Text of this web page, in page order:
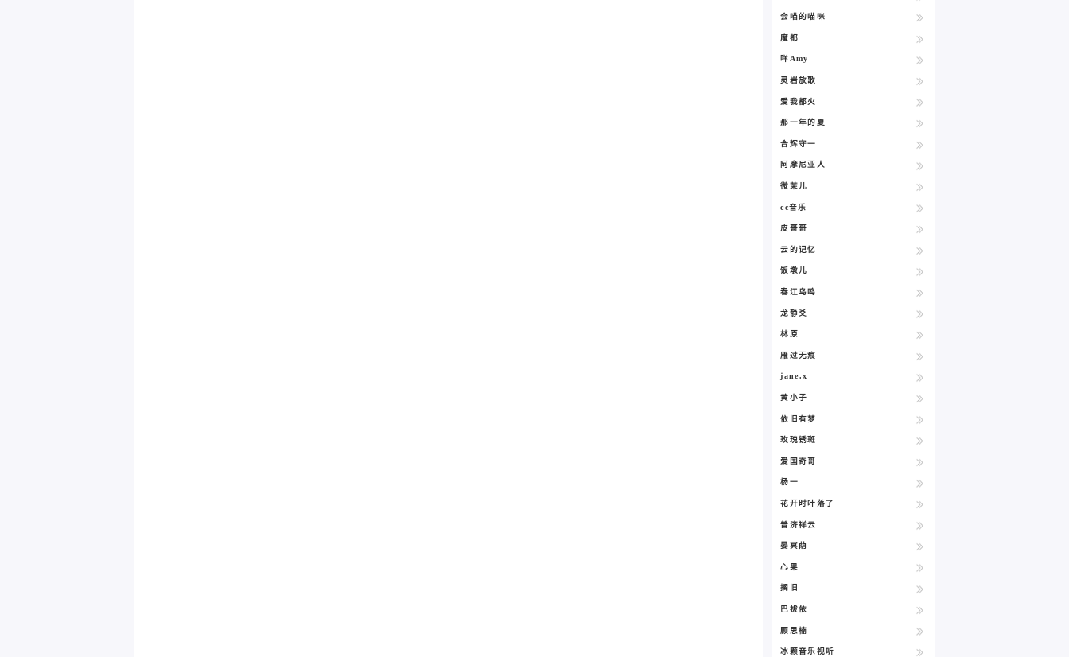
会喵的喵咪
魔都
咩Amy
灵岩放歌
爱我都火
那一年的夏
合辉守一
阿摩尼亚人
微茉儿
cc音乐
皮哥哥
云的记忆
饭墩儿
春江鸟鸣
龙静爻
林原
雁过无痕
jane.x
黄小子
依旧有梦
玫瑰锈斑
爱国奇哥
杨一
花开时叶落了
普济祥云
晏冥荫
心果
搁旧
巴拔依
顾思楠
冰颗音乐视听